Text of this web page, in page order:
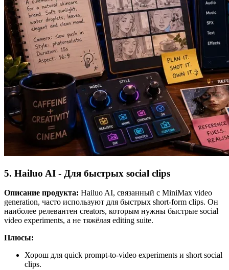
5. Hailuo AI - Для быстрых social clips
Описание продукта: Hailuo AI, связанный с MiniMax video
generation, часто используют для быстрых short-form clips. Он
наиболее релевантен creators, которым нужны быстрые social
video experiments, а не тяжёлая editing suite.
Плюсы:
Хорош для quick prompt-to-video experiments и short social
clips.